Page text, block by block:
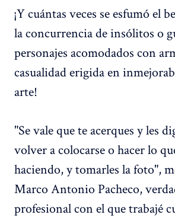
¡Y cuántas veces se esfumó el
la concurrencia de insólitos o
personajes acomodados con
casualidad erigida en
arte!
"Se vale que te acerques y les
volver a colocarse o hacer lo
haciendo, y tomarles la foto",
Marco Antonio Pacheco,
profesional con el que trabajé